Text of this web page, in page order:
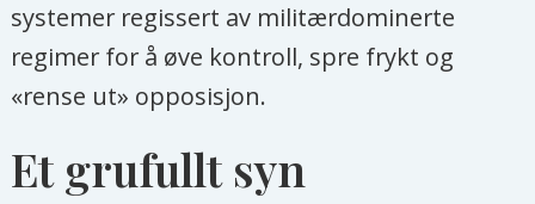
systemer regissert av militærdominerte
regimer for å øve kontroll, spre frykt og
«rense ut» opposisjon.
Et grufullt syn